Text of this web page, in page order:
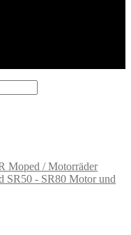
Moped / Motorräder
SR50 - SR80 Motor und